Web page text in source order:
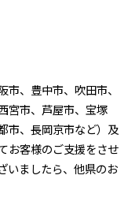
、豊中市、吹田市、
宮市、芦屋市、宝塚
市、長岡京市など）及
お客様のご支援をさせ
いましたら、他県のお